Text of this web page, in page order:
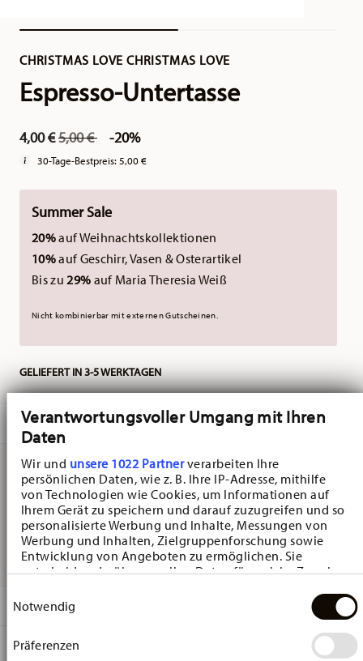
Verantwortungsvoller Umgang mit Ihren
Daten
Wir und unsere 1022 Partnerverarbeiten Ihre
persönlichen Daten, wie z. B. Ihre IP-Adresse, mithilfe
von Technologien wie Cookies, um Informationen auf
Ihrem Gerät zu speichern und darauf zuzugreifen und so
personalisierte Werbung und Inhalte, Messungen von
Werbung und Inhalten, Zielgruppenforschung sowie
Entwicklung von Angeboten zu ermöglichen. Sie
entscheiden darüber, wer Ihre Daten für welche Zwecke
Cookie-Erklärung oder durch Klicken auf das Privacy
Trigger Symbol ändern oder widerrufen
Wenn Sie es erlauben, würden wir auch gerne:
Notwendig
Präferenzen
CHRISTMAS LOVE CHRISTMAS LOVE
Espresso-Untertasse
4,00 €Price reduced from
5,00 €to -20%
30-Tage-Bestpreis:5,00 €
Summer Sale
20%auf Weihnachtskollektionen
10%auf Geschirr, Vasen & Osterartikel
Bis zu29% auf Maria Theresia Weiß
Nicht kombinierbar mit externen Gutscheinen.
GELIEFERT IN 3-5 WERKTAGEN
BESCHREIBUNG
Hutschenreuther Christmas Love Christmas Love
Espressotasse - Rund - Ø 12,1 cm - h 1,7 cm, Porzellan
Red
DETAILS
MAßE